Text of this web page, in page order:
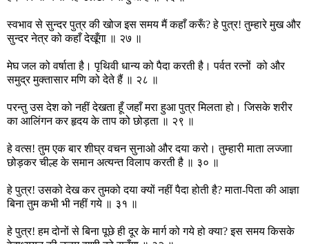
स्वभाव से सुन्दर पुत्र की खोज इस समय मैं कहाँ करूँ? हे पुत्र! तुम्हारे मुख और
सुन्दर नेत्र को कहाँ देखूँगा ॥ २७ ॥
मेघ जल को वर्षाता है। पृथिवी धान्य को पैदा करती है। पर्वत रत्नों को और
समुद्र मुक्तासार मणि को देते हैं ॥ २८ ॥
परन्तु उस देश को नहीं देखता हूँ जहाँ मरा हुआ पुत्र मिलता हो। जिसके शरीर
का आलिंगन कर हृदय के ताप को छोड़ता ॥ २९ ॥
हे वत्स! तुम एक बार शीघ्र वचन सुनाओ और दया करो। तुम्हारी माता लज्जाा
छोड़कर चील्ह के समान अत्यन्त विलाप करती है ॥ ३० ॥
हे पुत्र! उसको देख कर तुमको दया क्यों नहीं पैदा होती है? माता-पिता की आज्ञा
बिना तुम कभी भी नहीं गये ॥ ३१ ॥
हे पुत्र! हम दोनों से बिना पूछे ही दूर के मार्ग को गये हो क्या? इस समय किसके